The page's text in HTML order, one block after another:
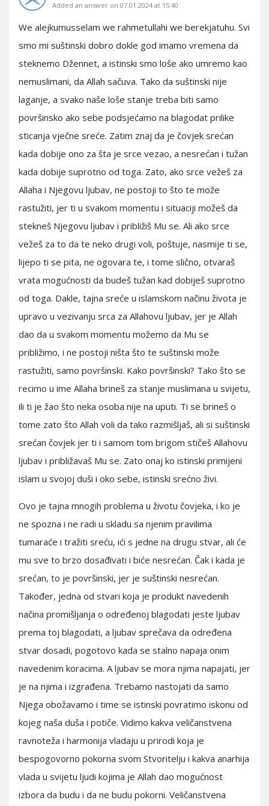
Added an answer on 07.01.2024 at 15:40
We alejkumusselam we rahmetullahi we berekjatuhu. Svi
smo mi suštinski dobro dokle god imamo vremena da
steknemo Džennet, a istinski smo loše ako umremo kao
nemuslimani, da Allah sačuva. Tako da suštinski nije
laganje, a svako naše loše stanje treba biti samo
površinsko ako sebe podsjećamo na blagodat prilike
sticanja vječne sreće. Zatim znaj da je čovjek srećan
kada dobije ono za šta je srce vezao, a nesrećan i tužan
kada dobije suprotno od toga. Zato, ako srce vežeš za
Allaha i Njegovu ljubav, ne postoji to što te može
rastužiti, jer ti u svakom momentu i situaciji možeš da
stekneš Njegovu ljubav i približiš Mu se. Ali ako srce
vežeš za to da te neko drugi voli, poštuje, nasmije ti se,
lijepo ti se pita, ne ogovara te, i tome slično, otvaraš
vrata mogućnosti da budeš tužan kad dobiješ suprotno
od toga. Dakle, tajna sreće u islamskom načinu života je
upravo u vezivanju srca za Allahovu ljubav, jer je Allah
dao da u svakom momentu možemo da Mu se
približimo, i ne postoji ništa što te suštinski može
rastužiti, samo površinski. Kako površinski? Tako što se
recimo u ime Allaha brineš za stanje muslimana u svijetu,
ili ti je žao što neka osoba nije na uputi. Ti se brineš o
tome zato što Allah voli da tako razmišljaš, ali si suštinski
srećan čovjek jer ti i samom tom brigom stičeš Allahovu
ljubav i približavaš Mu se. Zato onaj ko istinski primijeni
islam u svojoj duši i oko sebe, istinski srećno živi.
Ovo je tajna mnogih problema u životu čovjeka, i ko je
ne spozna i ne radi u skladu sa njenim pravilima
tumaraće i tražiti sreću, ići s jedne na drugu stvar, ali će
mu sve to brzo dosađivati i biće nesrećan. Čak i kada je
srećan, to je površinski, jer je suštinski nesrećan.
Također, jedna od stvari koja je produkt navedenih
načina promišljanja o određenoj blagodati jeste ljubav
prema toj blagodati, a ljubav sprečava da određena
stvar dosadi, pogotovo kada se stalno napaja onim
navedenim koracima. A ljubav se mora njima napajati, jer
je na njima i izgrađena. Trebamo nastojati da samo
Njega obožavamo i time se istinski povratimo iskonu od
kojeg naša duša i potiče. Vidimo kakva veličanstvena
ravnoteža i harmonija vladaju u prirodi koja je
bespogovorno pokorna svom Stvoritelju i kakva anarhija
vlada u svijetu ljudi kojima je Allah dao mogućnost
izbora da budu i da ne budu pokorni. Veličanstvena